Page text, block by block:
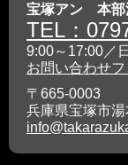
宝塚アン 本部
TEL：
9:00～17:00／
お問い合わせフ
〒665-0003
兵庫県宝塚市